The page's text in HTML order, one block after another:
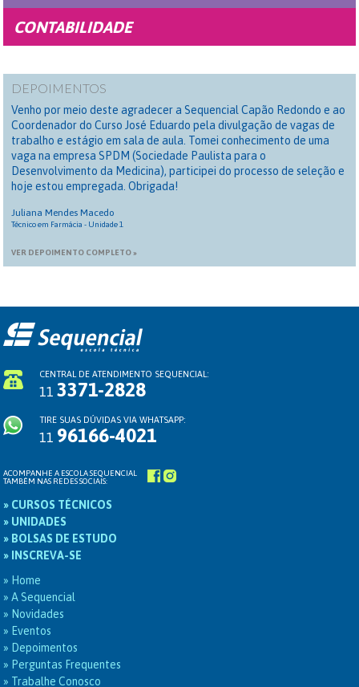
CONTABILIDADE
DEPOIMENTOS
Venho por meio deste agradecer a Sequencial Capão Redondo e ao
Coordenador do Curso José Eduardo pela divulgação de vagas de
trabalho e estágio em sala de aula. Tomei conhecimento de uma
vaga na empresa SPDM (Sociedade Paulista para o
Desenvolvimento da Medicina), participei do processo de seleção e
hoje estou empregada. Obrigada!
Juliana Mendes Macedo
Técnico em Farmácia - Unidade 1
VER DEPOIMENTO COMPLETO »
CENTRAL DE ATENDIMENTO SEQUENCIAL:
11 3371-2828
TIRE SUAS DÚVIDAS VIA WHATSAPP:
11 96166-4021
ACOMPANHE A ESCOLA SEQUENCIAL
TAMBÉM NAS REDES SOCIAIS:
» CURSOS TÉCNICOS
» UNIDADES
» BOLSAS DE ESTUDO
» INSCREVA-SE
» Home
» A Sequencial
» Novidades
» Eventos
» Depoimentos
» Perguntas Frequentes
» Trabalhe Conosco